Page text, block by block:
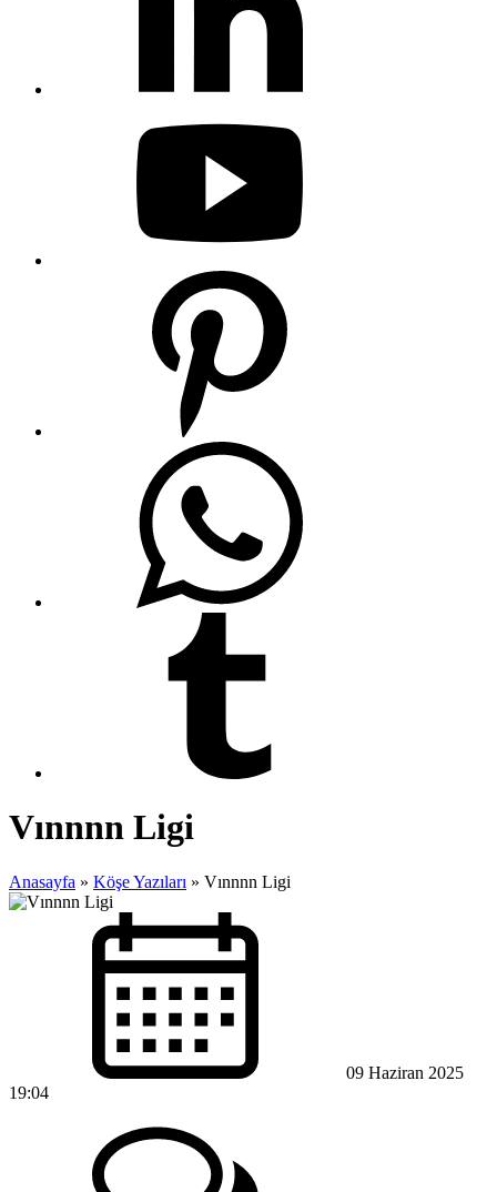
Vınnnn Ligi
Anasayfa » Köşe Yazıları » Vınnnn Ligi
09 Haziran 2025
19:04